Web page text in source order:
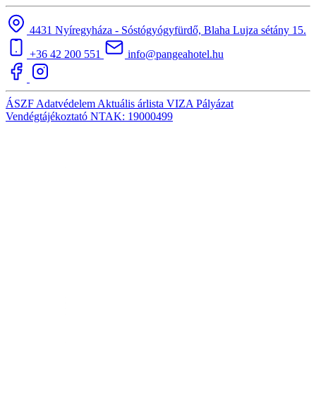
4431 Nyíregyháza - Sóstógyógyfürdő, Blaha Lujza sétány 15.
+36 42 200 551
info@pangeahotel.hu
ÁSZF Adatvédelem Aktuális árlista VIZA Pályázat
Vendégtájékoztató NTAK: 19000499